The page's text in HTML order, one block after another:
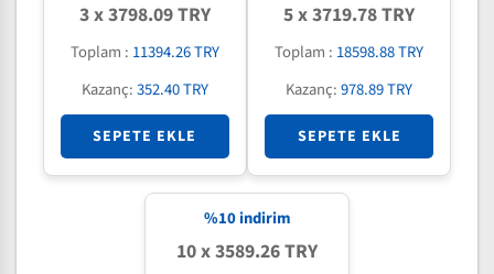
3 x 3798.09 TRY
Toplam : 11394.26 TRY
Kazanç:352.40 TRY
SEPETE EKLE
5 x 3719.78 TRY
Toplam : 18598.88 TRY
Kazanç:978.89 TRY
SEPETE EKLE
%10indirim
10 x 3589.26 TRY